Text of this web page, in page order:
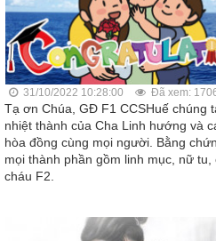
31/10/2022 10:28:00 Đã xem:
Tạ ơn Chúa, GĐ F1 CCSHuế chúng
nhiệt thành của Cha Linh hướng và
hòa đồng cùng mọi người. Bằng
mọi thành phần gồm linh mục, nữ
cháu F2.